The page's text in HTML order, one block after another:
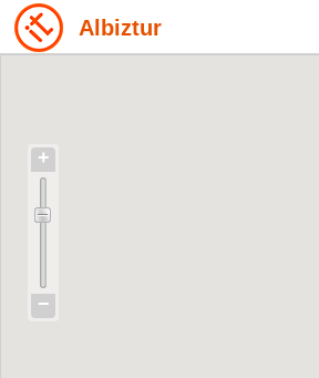
Albiztur
+
−